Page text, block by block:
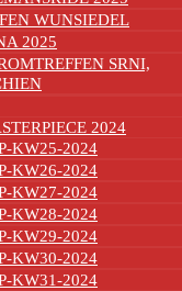
WUNSIEDEL
2025
SRNI,
2024
KW25-2024
KW26-2024
KW27-2024
KW28-2024
KW29-2024
KW30-2024
KW31-2024